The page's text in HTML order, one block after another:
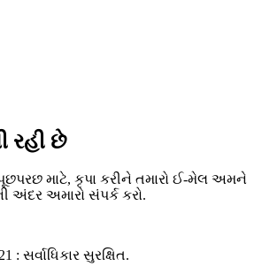
રહી છે
માટે, કૃપા કરીને તમારો ઈ-મેલ અમને
અંદર અમારો સંપર્ક કરો.
: સર્વાધિકાર સુરક્ષિત.